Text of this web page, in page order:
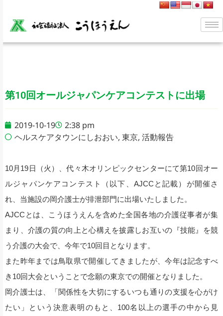
第10回オールジャパンケアコンテストに出場
2019-10-19
2:38 pm
ヘルスケアタウンにしおおい, 東京, 活動報告
10月19日（火）、代々木オリンピックセンターにて第10回オー
ルジャパンケアコンテスト（以下、AJCCと記載）が開催さ
れ、当施設の岡介護士が排泄部門に出場いたしました。
AJCCとは、こうほうえんを含めた全国各地の介護従事者が集
まり、介護の質の向上と心構えを披露しお互いの『技能』を競
う介護の大会で、今年で10回目となります。
また昨年までは鳥取県で開催してきましたが、今年は記念すべ
き10回大会ということで念願の東京での開催となりました。
岡介護士は、「関係性を大切にするいつも通りの支援を心がけ
たい」という決意表明のもと、100名以上の選手の中から見